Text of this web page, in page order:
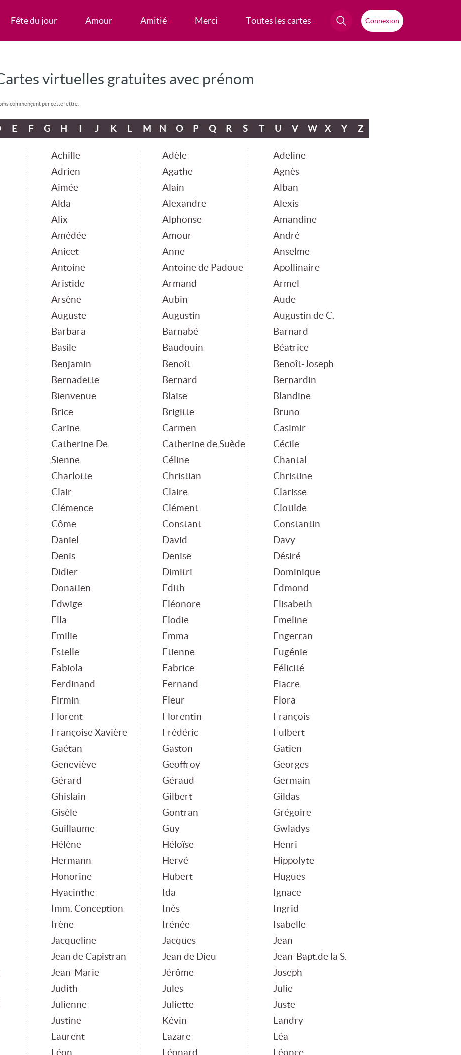
Fête du jour Amour Amitié Merci Toutes les cartes Connexion
virtuelles gratuites avec prénom
commençant par cette lettre.
E F G H I J K L M N O P Q R S T U V W X Y Z
Achille Adèle
Adeline
Adrien Agathe
Agnès
Aimée Alain
Alban
Alda Alexandre
Alexis
Alix Alphonse
Amandine
Amédée Amour
André
Anicet Anne
Anselme
Antoine Antoine de Padoue
Apollinaire
Aristide Armand
Armel
Arsène Aubin
Aude
Auguste Augustin
Augustin de C.
Barbara Barnabé
Barnard
Basile Baudouin
Béatrice
Benjamin Benoît
Benoît-Joseph
Bernadette Bernard
Bernardin
Bienvenue Blaise
Blandine
Brice Brigitte
Bruno
Carine Carmen
Casimir
Catherine De
Sienne
Catherine de Suède
Cécile
Céline
Chantal
Charlotte Christian
Christine
Clair Claire
Clarisse
Clémence Clément
Clotilde
Côme Constant
Constantin
Daniel David
Davy
Denis Denise
Désiré
Didier Dimitri
Dominique
Donatien Edith
Edmond
Edwige Eléonore
Elisabeth
Ella Elodie
Emeline
Emilie Emma
Engerran
Estelle Etienne
Eugénie
Fabiola Fabrice
Félicité
Ferdinand Fernand
Fiacre
Firmin Fleur
Flora
Florent Florentin
François
Françoise Xavière Frédéric
Fulbert
Gaétan Gaston
Gatien
Geneviève Geoffroy
Georges
Gérard Géraud
Germain
Ghislain Gilbert
Gildas
Gisèle Gontran
Grégoire
Guillaume Guy
Gwladys
Hélène Héloïse
Henri
Hermann Hervé
Hippolyte
Honorine Hubert
Hugues
Hyacinthe Ida
Ignace
Imm. Conception Inès
Ingrid
Irène Irénée
Isabelle
Jacqueline Jacques
Jean
Jean de Capistran Jean de Dieu
Jean-Bapt.de la S.
Jean-Marie Jérôme
Joseph
Judith Jules
Julie
Julienne Juliette
Juste
Justine Kévin
Landry
Laurent Lazare
Léa
Léon Léonard
Léonce